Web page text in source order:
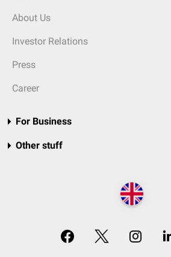
About Us
Investor Relations
Press
Career
For Business
Other stuff